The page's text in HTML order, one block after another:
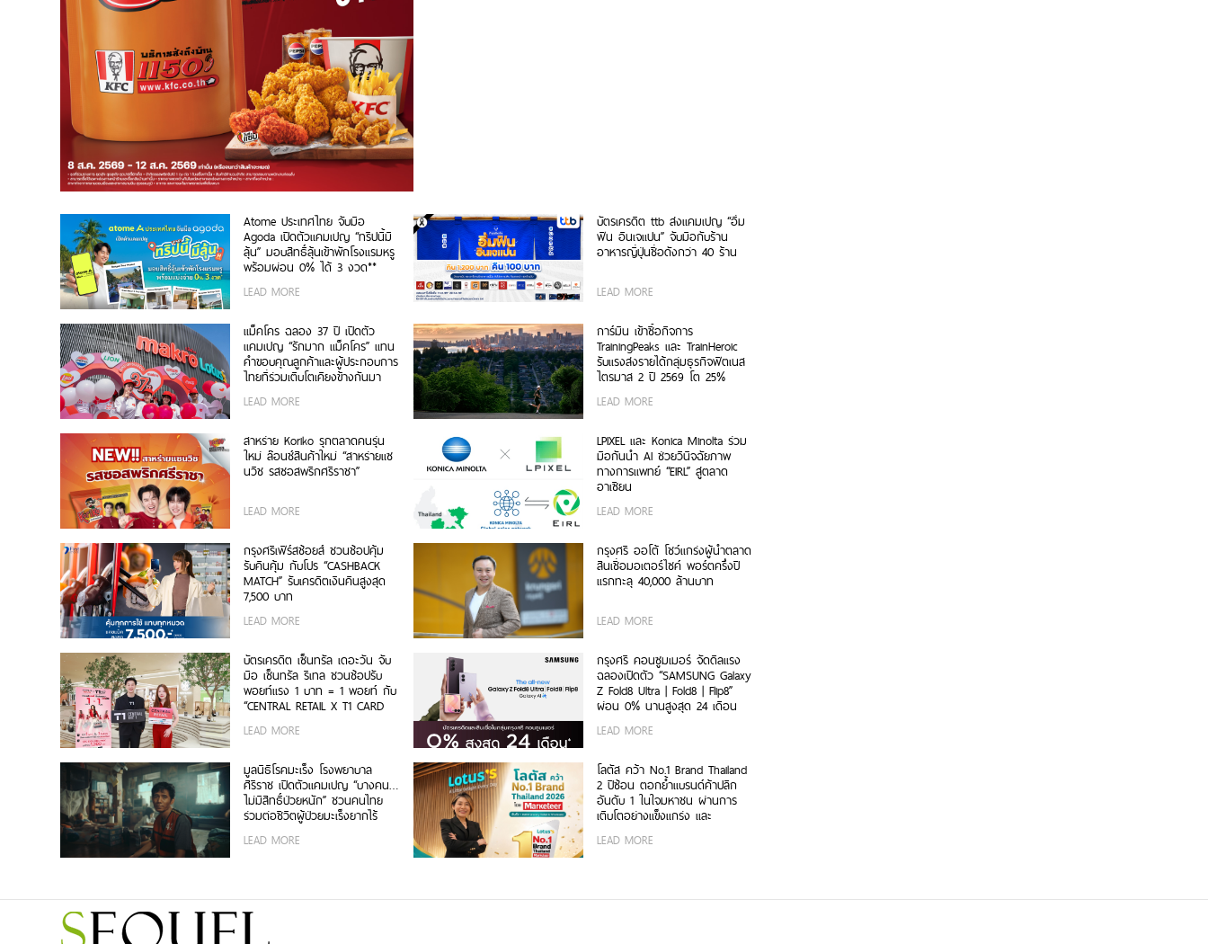
Atome ประเทศไทย จับมือ
Agoda เปิดตัวแคมเปญ “ทริปนี้มี
ลุ้น” มอบสิทธิ์ลุ้นเข้าพักโรงแรมหรู
พร้อมผ่อน 0% ได้ 3 งวด**
LEAD MORE
บัตรเครดิต ttb ส่งแคมเปญ “อิ่ม
ฟิน อินเจแปน” จับมือกับร้าน
อาหารญี่ปุ่นชื่อดังกว่า 40 ร้าน
LEAD MORE
แม็คโคร ฉลอง 37 ปี เปิดตัว
แคมเปญ “รักมาก แม็คโคร” แทน
คำขอบคุณลูกค้าและผู้ประกอบการ
ไทยที่ร่วมเติบโตเคียงข้างกันมา
LEAD MORE
การ์มิน เข้าซื้อกิจการ
TrainingPeaks และ TrainHeroic
รับแรงส่งรายได้กลุ่มธุรกิจฟิตเนส
ไตรมาส 2 ปี 2569 โต 25%
LEAD MORE
สาหร่าย Koriko รุกตลาดคนรุ่น
ใหม่ ล๊อนช์สินค้าใหม่ “สาหร่ายแซ
นวิช รสซอสพริกศรีราชา”
LEAD MORE
LPIXEL และ Konica Minolta ร่วม
มือกันนำ AI ช่วยวินิจฉัยภาพ
ทางการแพทย์ “EIRL” สู่ตลาด
อาเซียน
LEAD MORE
กรุงศรีเฟิร์สช้อยส์ ชวนช้อปคุ้ม
รับคืนคุ้ม กับโปร “CASHBACK
MATCH” รับเครดิตเงินคืนสูงสุด
7,500 บาท
LEAD MORE
กรุงศรี ออโต้ โชว์แกร่งผู้นำตลาด
สินเชื่อมอเตอร์ไซค์ พอร์ตครึ่งปี
แรกทะลุ 40,000 ล้านบาท
LEAD MORE
บัตรเครดิต เซ็นทรัล เดอะวัน จับ
มือ เซ็นทรัล รีเทล ชวนช้อปรับ
พอยท์แรง 1 บาท = 1 พอยท์ กับ
“CENTRAL RETAIL X T1 CARD
LEAD MORE
กรุงศรี คอนซูมเมอร์ จัดดีลแรง
ฉลองเปิดตัว “SAMSUNG Galaxy
Z Fold8 Ultra | Fold8 | Flip8”
ผ่อน 0% นานสูงสุด 24 เดือน
LEAD MORE
มูลนิธิโรคมะเร็ง โรงพยาบาล
ศิริราช เปิดตัวแคมเปญ “บางคน…
ไม่มีสิทธิ์ป่วยหนัก” ชวนคนไทย
ร่วมต่อชีวิตผู้ป่วยมะเร็งยากไร้
LEAD MORE
โลตัส คว้า No.1 Brand Thailand
2 ปีซ้อน ตอกย้ำแบรนด์ค้าปลีก
อันดับ 1 ในใจมหาชน ผ่านการ
เติบโตอย่างแข็งแกร่ง และ
อย่าง The Hidden Taste
LEAD MORE